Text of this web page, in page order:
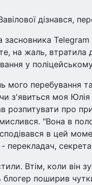
дізнався,
засновника
на жаль,
у
мого перебування
з'явиться моя
розпитувати про
"Вона в
в цей
- перекладач,
Втім, коли він
поширив